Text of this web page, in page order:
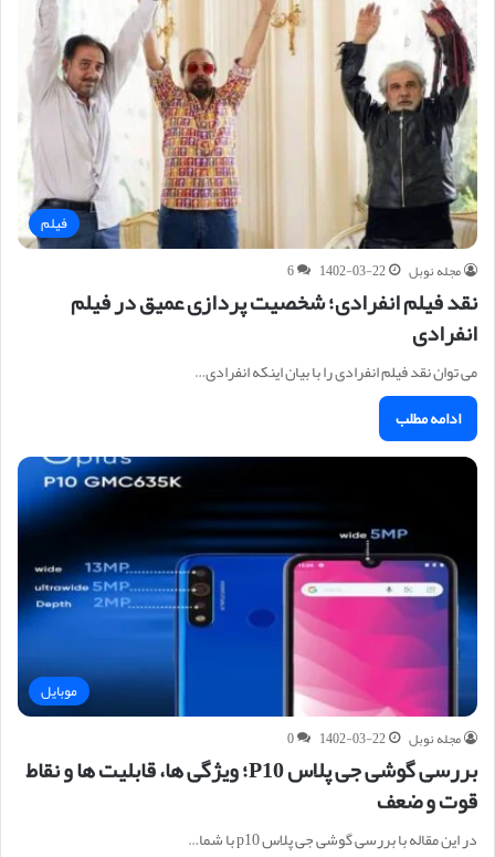
فیلم
مجله نوبل 1402-03-22
6
نقد فیلم انفرادی؛ شخصیت‌ پردازی عمیق در فیلم
انفرادی
می توان نقد فیلم انفرادی را با بیان اینکه انفرادی…
ادامه مطلب
موبایل
مجله نوبل 1402-03-22
0
بررسی گوشی جی پلاس P10؛ ویژگی ها، قابلیت ها و نقاط
قوت و ضعف
در این مقاله با بررسی گوشی جی پلاس p10 با شما…